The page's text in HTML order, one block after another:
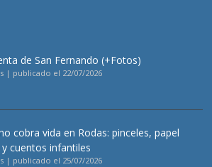
de San Fernando (+Fotos)
| publicado el 22/07/2026
cobra vida en Rodas: pinceles, papel
cuentos infantiles
| publicado el 25/07/2026